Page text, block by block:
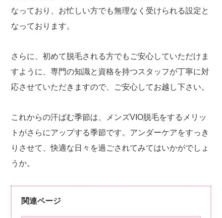
なっており、お忙しい方でも無理なく受けられる設定と
なっております。
さらに、初めて脱毛される方でもご安心していただけま
すように、専門の知識と資格を持つスタッフが丁寧に対
応させていただきますので、ご安心してお越し下さい。
これからの汗ばむ季節は、メンズVIO脱毛をするメリッ
トがさらにアップする季節です。アンダーケアをすっき
りさせて、快適な日々を過ごされてみてはいかがでしょ
うか。
関連ページ